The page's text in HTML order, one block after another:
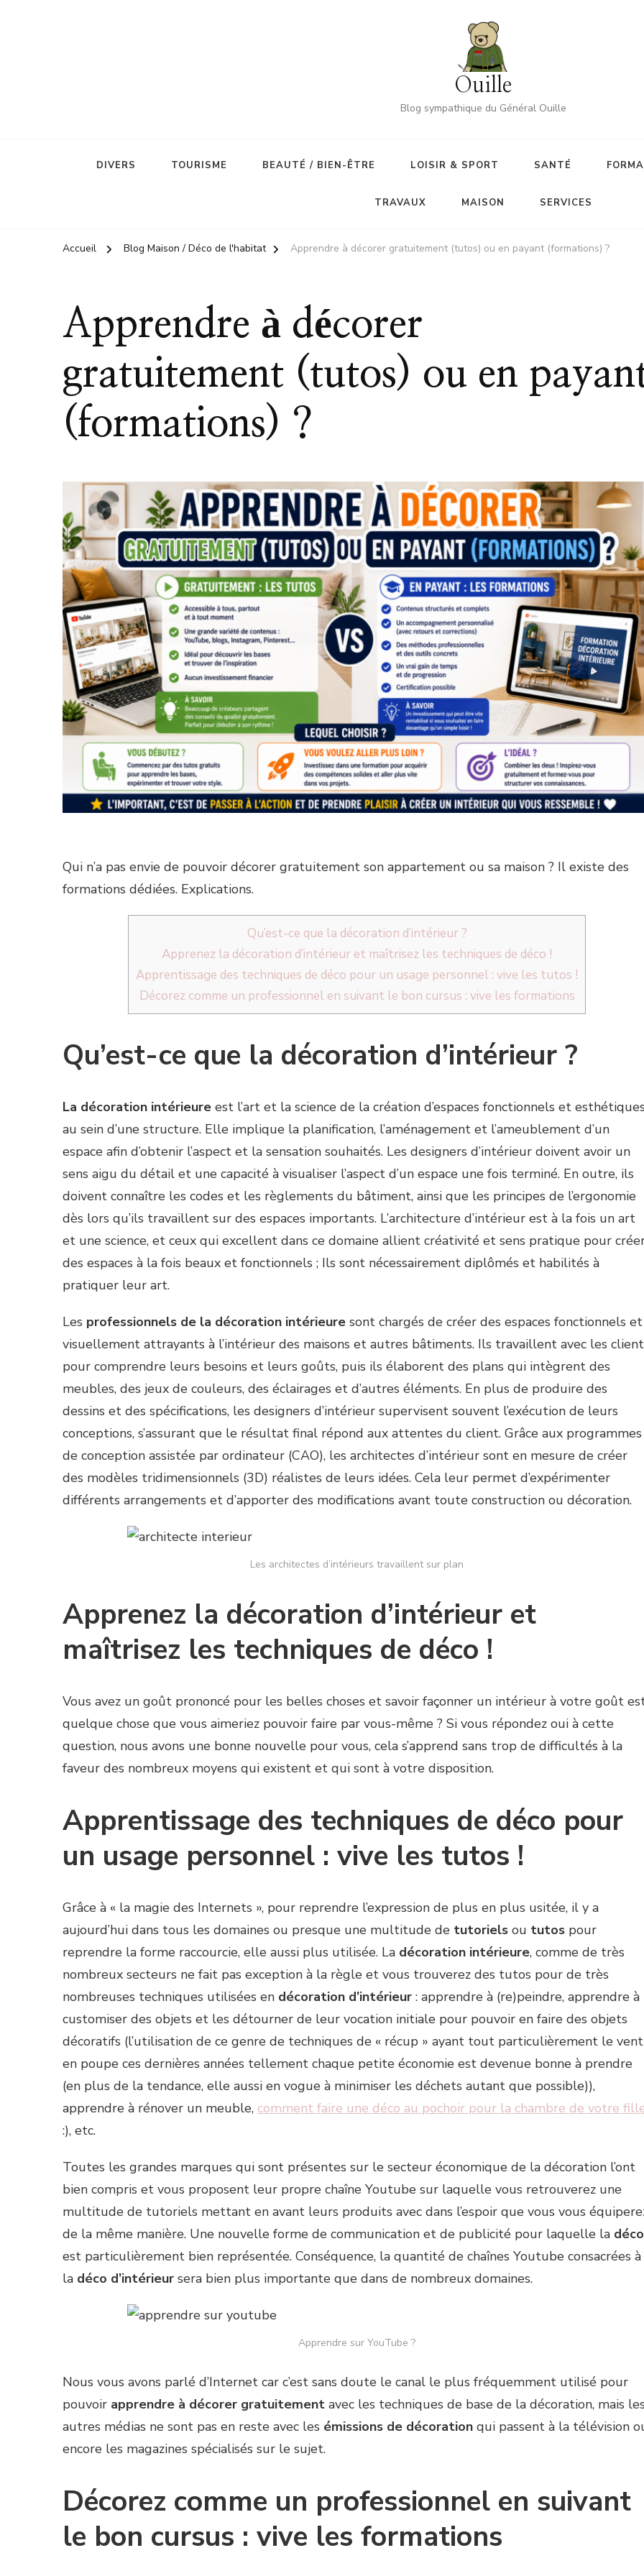
Ouille
Blog sympathique du Général Ouille
DIVERS TOURISME BEAUTÉ / BIEN-ÊTRE LOISIR & SPORT SANTÉ
TRAVAUX MAISON SERVICES
Accueil Blog Maison / Déco de l'habitat Apprendre à décorer gratuitement (tutos) ou en payant (formations) ?
Apprendre à décorer
gratuitement (tutos) ou en
(formations) ?
Qui n’a pas envie de pouvoir décorer gratuitement son appartement ou sa maison ? Il existe des
formations dédiées. Explications.
Qu’est-ce que la décoration d’intérieur ?
Apprenez la décoration d’intérieur et maîtrisez les techniques de déco !
Apprentissage des techniques de déco pour un usage personnel : vive les tutos !
Décorez comme un professionnel en suivant le bon cursus : vive les formations
Qu’est-ce que la décoration d’intérieur ?
La décoration intérieure est l’art et la science de la création d’espaces fonctionnels et
au sein d’une structure. Elle implique la planification, l’aménagement et l’ameublement d’un
espace afin d’obtenir l’aspect et la sensation souhaités. Les designers d’intérieur doivent avoir un
sens aigu du détail et une capacité à visualiser l’aspect d’un espace une fois terminé. En outre, ils
doivent connaître les codes et les règlements du bâtiment, ainsi que les principes de l’ergonomie
dès lors qu’ils travaillent sur des espaces importants. L’architecture d’intérieur est à la fois un art
et une science, et ceux qui excellent dans ce domaine allient créativité et sens pratique pour
des espaces à la fois beaux et fonctionnels ; Ils sont nécessairement diplômés et habilités à
pratiquer leur art.
Les professionnels de la décoration intérieure sont chargés de créer des espaces fonctionnels et
visuellement attrayants à l’intérieur des maisons et autres bâtiments. Ils travaillent avec les
pour comprendre leurs besoins et leurs goûts, puis ils élaborent des plans qui intègrent des
meubles, des jeux de couleurs, des éclairages et d’autres éléments. En plus de produire des
dessins et des spécifications, les designers d’intérieur supervisent souvent l’exécution de leurs
conceptions, s’assurant que le résultat final répond aux attentes du client. Grâce aux programmes
de conception assistée par ordinateur (CAO), les architectes d’intérieur sont en mesure de créer
des modèles tridimensionnels (3D) réalistes de leurs idées. Cela leur permet d’expérimenter
différents arrangements et d’apporter des modifications avant toute construction ou décoration.
Les architectes d’intérieurs travaillent sur plan
Apprenez la décoration d’intérieur et
maîtrisez les techniques de déco !
Vous avez un goût prononcé pour les belles choses et savoir façonner un intérieur à votre goût
quelque chose que vous aimeriez pouvoir faire par vous-même ? Si vous répondez oui à cette
question, nous avons une bonne nouvelle pour vous, cela s’apprend sans trop de difficultés à la
faveur des nombreux moyens qui existent et qui sont à votre disposition.
Apprentissage des techniques de déco pour
un usage personnel : vive les tutos !
Grâce à « la magie des Internets », pour reprendre l’expression de plus en plus usitée, il y a
aujourd’hui dans tous les domaines ou presque une multitude de tutoriels ou tutos pour
reprendre la forme raccourcie, elle aussi plus utilisée. La décoration intérieure, comme de très
nombreux secteurs ne fait pas exception à la règle et vous trouverez des tutos pour de très
nombreuses techniques utilisées en décoration d’intérieur : apprendre à (re)peindre, apprendre à
customiser des objets et les détourner de leur vocation initiale pour pouvoir en faire des objets
décoratifs (l’utilisation de ce genre de techniques de « récup » ayant tout particulièrement le vent
en poupe ces dernières années tellement chaque petite économie est devenue bonne à prendre
(en plus de la tendance, elle aussi en vogue à minimiser les déchets autant que possible)),
apprendre à rénover un meuble, comment faire une déco au pochoir pour la chambre de votre
:), etc.
Toutes les grandes marques qui sont présentes sur le secteur économique de la décoration l’ont
bien compris et vous proposent leur propre chaîne Youtube sur laquelle vous retrouverez une
multitude de tutoriels mettant en avant leurs produits avec dans l’espoir que vous vous
de la même manière. Une nouvelle forme de communication et de publicité pour laquelle la déco
est particulièrement bien représentée. Conséquence, la quantité de chaînes Youtube consacrées à
la déco d’intérieur sera bien plus importante que dans de nombreux domaines.
Apprendre sur YouTube ?
Nous vous avons parlé d’Internet car c’est sans doute le canal le plus fréquemment utilisé pour
pouvoir apprendre à décorer gratuitement avec les techniques de base de la décoration, mais
autres médias ne sont pas en reste avec les émissions de décoration qui passent à la télévision
encore les magazines spécialisés sur le sujet.
Décorez comme un professionnel en suivant
le bon cursus : vive les formations